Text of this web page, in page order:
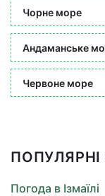
Чорне море
Андаманське
Червоне море
Погода в Ізмаїлі